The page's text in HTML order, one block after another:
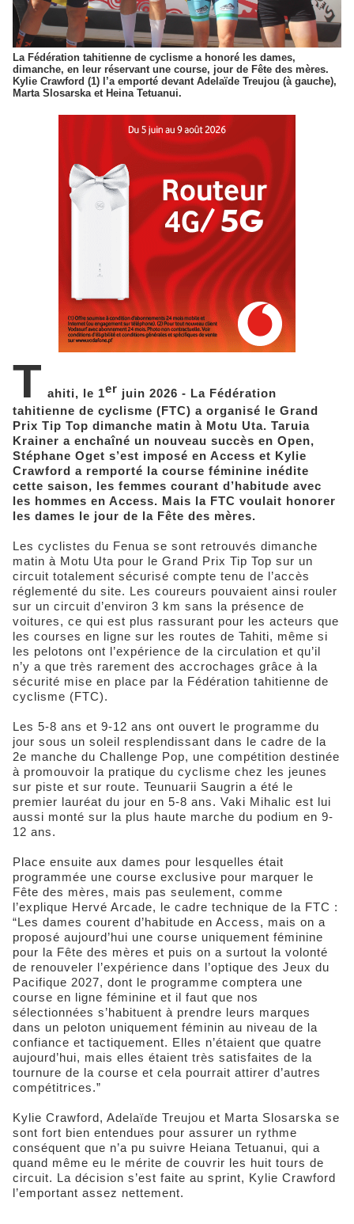
La Fédération tahitienne de cyclisme a honoré les dames,
dimanche, en leur réservant une course, jour de Fête des mères.
Kylie Crawford (1) l’a emporté devant Adelaïde Treujou (à gauche),
Marta Slosarska et Heina Tetuanui.
T ahiti, le 1er juin 2026 - La Fédération
tahitienne de cyclisme (FTC) a organisé le Grand
Prix Tip Top dimanche matin à Motu Uta. Taruia
Krainer a enchaîné un nouveau succès en Open,
Stéphane Oget s’est imposé en Access et Kylie
Crawford a remporté la course féminine inédite
cette saison, les femmes courant d’habitude avec
les hommes en Access. Mais la FTC voulait honorer
les dames le jour de la Fête des mères.
Les cyclistes du Fenua se sont retrouvés dimanche
matin à Motu Uta pour le Grand Prix Tip Top sur un
circuit totalement sécurisé compte tenu de l’accès
réglementé du site. Les coureurs pouvaient ainsi rouler
sur un circuit d’environ 3 km sans la présence de
voitures, ce qui est plus rassurant pour les acteurs que
les courses en ligne sur les routes de Tahiti, même si
les pelotons ont l’expérience de la circulation et qu’il
n’y a que très rarement des accrochages grâce à la
sécurité mise en place par la Fédération tahitienne de
cyclisme (FTC).
Les 5-8 ans et 9-12 ans ont ouvert le programme du
jour sous un soleil resplendissant dans le cadre de la
2e manche du Challenge Pop, une compétition destinée
à promouvoir la pratique du cyclisme chez les jeunes
sur piste et sur route. Teunuarii Saugrin a été le
premier lauréat du jour en 5-8 ans. Vaki Mihalic est lui
aussi monté sur la plus haute marche du podium en 9-
12 ans.
Place ensuite aux dames pour lesquelles était
programmée une course exclusive pour marquer le
Fête des mères, mais pas seulement, comme
l’explique Hervé Arcade, le cadre technique de la FTC :
“Les dames courent d’habitude en Access, mais on a
proposé aujourd’hui une course uniquement féminine
pour la Fête des mères et puis on a surtout la volonté
de renouveler l’expérience dans l’optique des Jeux du
Pacifique 2027, dont le programme comptera une
course en ligne féminine et il faut que nos
sélectionnées s’habituent à prendre leurs marques
dans un peloton uniquement féminin au niveau de la
confiance et tactiquement. Elles n’étaient que quatre
aujourd’hui, mais elles étaient très satisfaites de la
tournure de la course et cela pourrait attirer d’autres
compétitrices.”
Kylie Crawford, Adelaïde Treujou et Marta Slosarska se
sont fort bien entendues pour assurer un rythme
conséquent que n’a pu suivre Heiana Tetuanui, qui a
quand même eu le mérite de couvrir les huit tours de
circuit. La décision s’est faite au sprint, Kylie Crawford
l’emportant assez nettement.